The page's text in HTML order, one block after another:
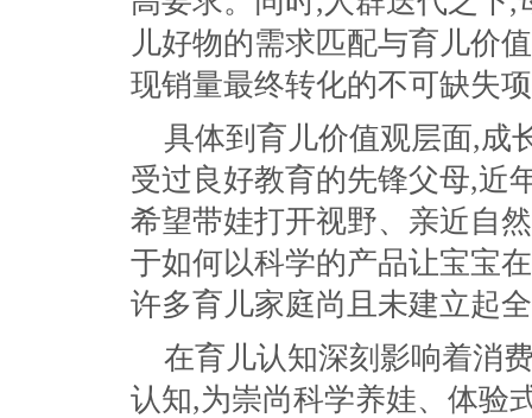
儿好物的需求匹配与育儿价
现销量最终转化的不可缺失
具体到育儿价值观层面,成
受过良好教育的先锋父母,近
希望带娃打开视野、亲近自
于如何以科学的产品让宝宝
许多育儿家庭尚且未建立起
在育儿认知深刻影响着消
认知,为崇尚科学养娃、体验